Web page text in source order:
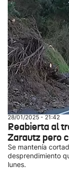
28/01/2025 - 21:42
Reabierta al
Zarautz pero
Se mantenía
desprendimiento
lunes.